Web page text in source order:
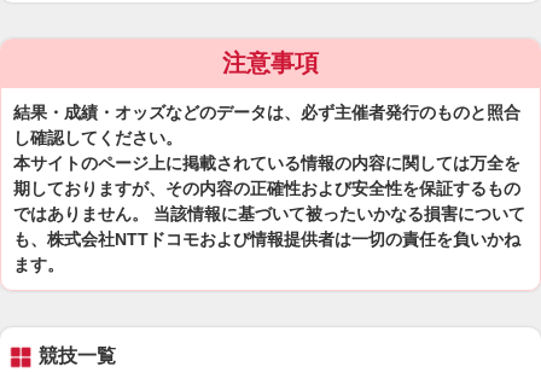
注意事項
結果・成績・オッズなどのデータは、必ず主催者発行のものと照合
し確認してください。
本サイトのページ上に掲載されている情報の内容に関しては万全を
期しておりますが、その内容の正確性および安全性を保証するもの
ではありません。 当該情報に基づいて被ったいかなる損害について
も、株式会社NTTドコモおよび情報提供者は一切の責任を負いかね
ます。
競技一覧